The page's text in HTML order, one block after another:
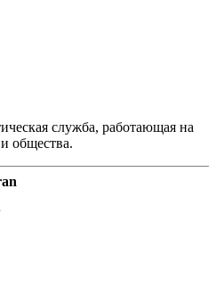
служба, работающая на
общества.